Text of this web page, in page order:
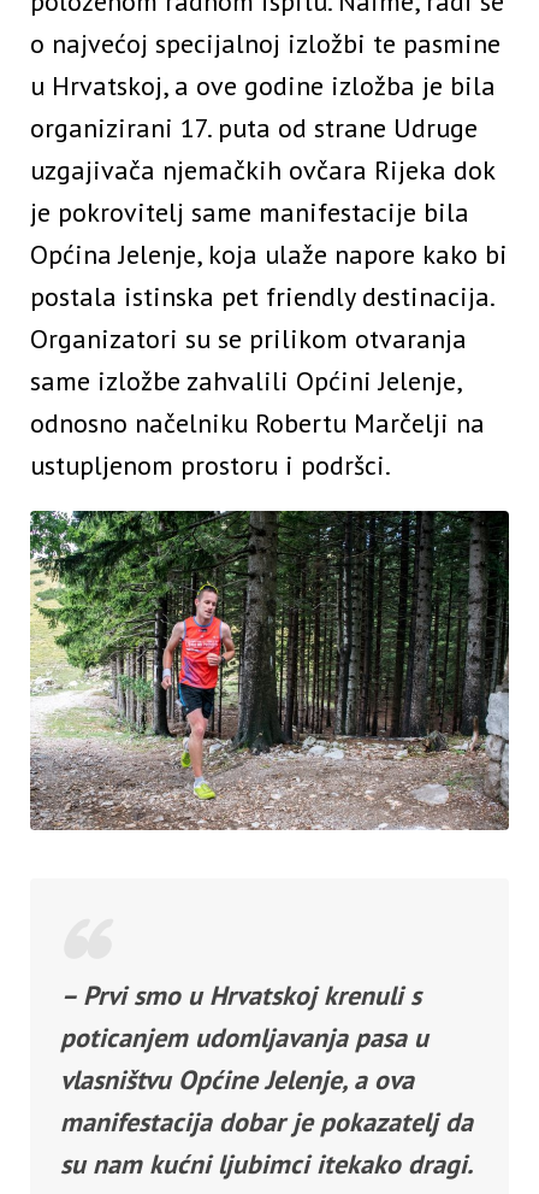
o najvećoj specijalnoj izložbi te pasmine
u Hrvatskoj, a ove godine izložba je bila
organizirani 17. puta od strane Udruge
uzgajivača njemačkih ovčara Rijeka dok
je pokrovitelj same manifestacije bila
Općina Jelenje, koja ulaže napore kako bi
postala istinska pet friendly destinacija.
Organizatori su se prilikom otvaranja
same izložbe zahvalili Općini Jelenje,
odnosno načelniku Robertu Marčelji na
ustupljenom prostoru i podršci.
– Prvi smo u Hrvatskoj krenuli s
poticanjem udomljavanja pasa u
vlasništvu Općine Jelenje, a ova
manifestacija dobar je pokazatelj da
su nam kućni ljubimci itekako dragi.